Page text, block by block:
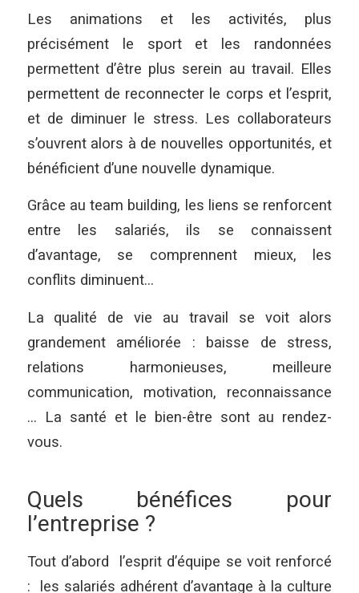
Les animations et les activités, plus
précisément le sport et les randonnées
permettent d’être plus serein au travail. Elles
permettent de reconnecter le corps et l’esprit,
et de diminuer le stress. Les collaborateurs
s’ouvrent alors à de nouvelles opportunités, et
bénéficient d’une nouvelle dynamique.
Grâce au team building, les liens se renforcent
entre les salariés, ils se connaissent
d’avantage, se comprennent mieux, les
conflits diminuent…
La qualité de vie au travail se voit alors
grandement améliorée : baisse de stress,
relations harmonieuses, meilleure
communication, motivation, reconnaissance
… La santé et le bien-être sont au rendez-
vous.
Quels bénéfices pour
l’entreprise ?
Tout d’abord l’esprit d’équipe se voit renforcé
: les salariés adhérent d’avantage à la culture